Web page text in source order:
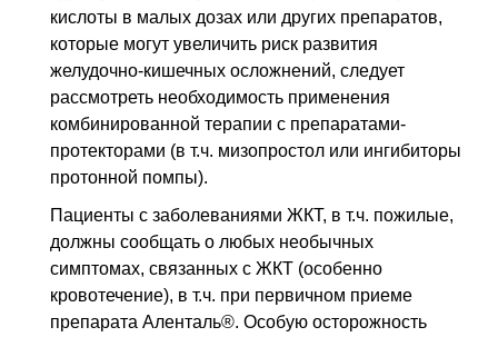
кислоты в малых дозах или других препаратов,
которые могут увеличить риск развития
желудочно-кишечных осложнений, следует
рассмотреть необходимость применения
комбинированной терапии с препаратами-
протекторами (в т.ч. мизопростол или ингибиторы
протонной помпы).
Пациенты с заболеваниями ЖКТ, в т.ч. пожилые,
должны сообщать о любых необычных
симптомах, связанных с ЖКТ (особенно
кровотечение), в т.ч. при первичном приеме
препарата Аленталь®. Особую осторожность